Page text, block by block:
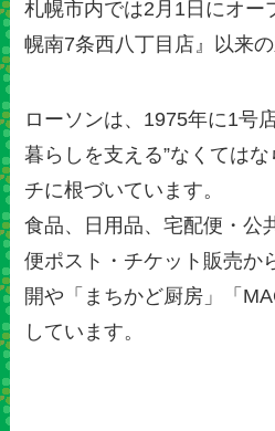
札幌市内では2月1日にオー
幌南7条西八丁目店』以来
ローソンは、1975年に1号
暮らしを支える”なくては
チに根づいています。
食品、日用品、宅配便・公
便ポスト・チケット販売か
開や「まちかど厨房」「
しています。